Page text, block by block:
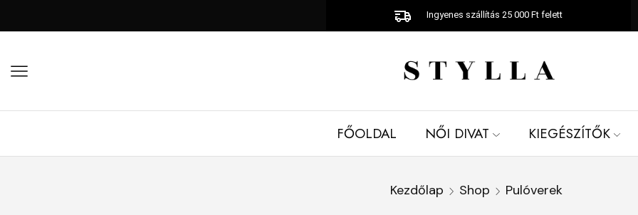
Ingyenes szállítás 25 000 Ft felett
FŐOLDAL NŐI DIVAT KIEGÉSZÍTŐK
Kezdőlap Shop Pulóverek